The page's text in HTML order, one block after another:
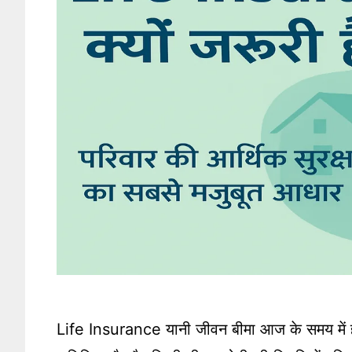
Life Insurance यानी जीवन बीमा आज के समय में